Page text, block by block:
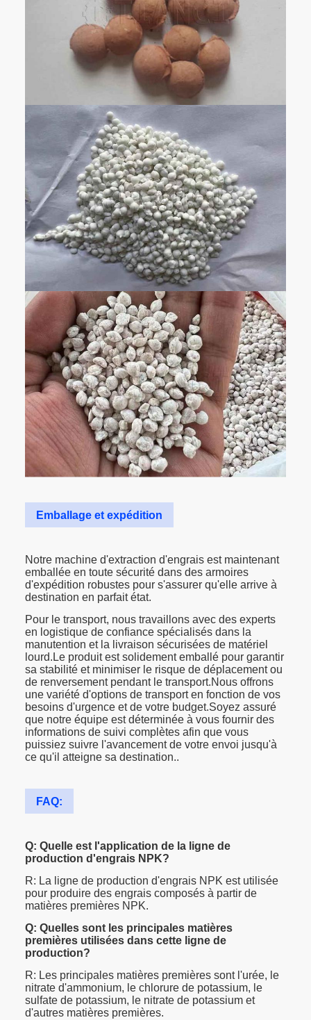
Emballage et expédition
Notre machine d'extraction d'engrais est maintenant
emballée en toute sécurité dans des armoires
d'expédition robustes pour s'assurer qu'elle arrive à
destination en parfait état.
Pour le transport, nous travaillons avec des experts
en logistique de confiance spécialisés dans la
manutention et la livraison sécurisées de matériel
lourd.Le produit est solidement emballé pour garantir
sa stabilité et minimiser le risque de déplacement ou
de renversement pendant le transport.Nous offrons
une variété d'options de transport en fonction de vos
besoins d'urgence et de votre budget.Soyez assuré
que notre équipe est déterminée à vous fournir des
informations de suivi complètes afin que vous
puissiez suivre l'avancement de votre envoi jusqu'à
ce qu'il atteigne sa destination..
FAQ:
Q: Quelle est l'application de la ligne de
production d'engrais NPK?
R: La ligne de production d'engrais NPK est utilisée
pour produire des engrais composés à partir de
matières premières NPK.
Q: Quelles sont les principales matières
premières utilisées dans cette ligne de
production?
R: Les principales matières premières sont l'urée, le
nitrate d'ammonium, le chlorure de potassium, le
sulfate de potassium, le nitrate de potassium et
d'autres matières premières.